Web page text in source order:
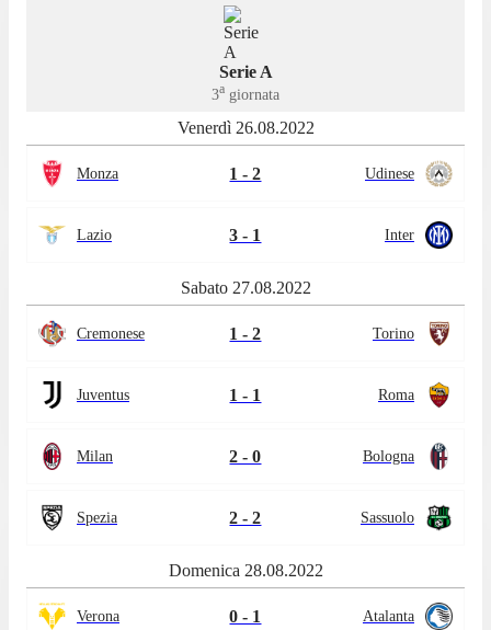
Serie A
3a giornata
Venerdì 26.08.2022
Monza 1 - 2 Udinese
Lazio 3 - 1 Inter
Sabato 27.08.2022
Cremonese 1 - 2 Torino
Juventus 1 - 1 Roma
Milan 2 - 0 Bologna
Spezia 2 - 2 Sassuolo
Domenica 28.08.2022
Verona 0 - 1 Atalanta